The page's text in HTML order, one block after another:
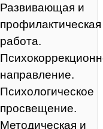
Развивающая и
профилактическая
работа.
направление.
Психологическое
просвещение.
Методическая и